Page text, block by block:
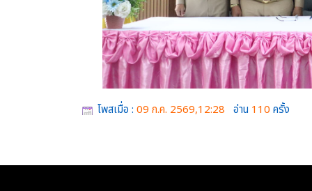
โพสเมื่อ : 09 ก.ค. 2569,12:28 อ่าน 110 ครั้ง